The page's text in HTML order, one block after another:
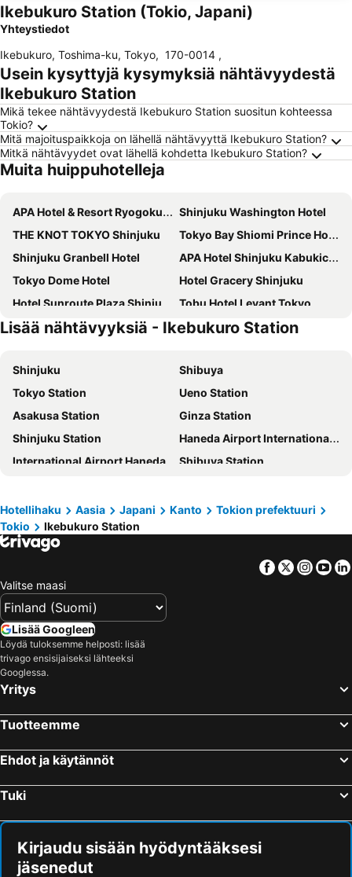
Ikebukuro Station (Tokio, Japani)
Yhteystiedot
Ikebukuro, Toshima-ku, Tokyo, 170-0014 ,
Usein kysyttyjä kysymyksiä nähtävyydestä
Ikebukuro Station
Mikä tekee nähtävyydestä Ikebukuro Station suositun kohteessa
Tokio?
Mitä majoituspaikkoja on lähellä nähtävyyttä Ikebukuro Station?
Mitkä nähtävyydet ovat lähellä kohdetta Ikebukuro Station?
Muita huippuhotelleja
APA Hotel & Resort Ryogoku Ekimae Tower
Shinjuku Washington Hotel
THE KNOT TOKYO Shinjuku
Tokyo Bay Shiomi Prince Hotel
Shinjuku Granbell Hotel
APA Hotel Shinjuku Kabukicho Tower
Tokyo Dome Hotel
Hotel Gracery Shinjuku
Hotel Sunroute Plaza Shinjuku
Tobu Hotel Levant Tokyo
Tokyu Stay Aoyama Premier
Hotel Groove Shinjuku
Keio Plaza Hotel Tokyo
LYURO Tokyo Kiyosumi by THE SHARE HOTELS
Hotel Metropolitan Edmont Tokyo
HOTEL GRAPHY Shibuya
Hotel Mystays Premier Hamamatsucho
Onsen Ryokan Yuen Shinjuku
Imperial Hotel Tokyo
Shibuya Excel Hotel Tokyu
Akasaka Granbell Hotel
APA Hotel & Resort Roppongi Ekihigashi
Hotel Mystays Premier Akasaka
Sotetsu Fresa Inn Hamamatsucho Daimon
Hotel Villa Fontaine Grand Tokyo-ariake
Super Hotel Tokyo Kinshicho Ekimae
Mitsui Garden Hotel Ginza Premier
The Millennials Shibuya
Citadines Central Shinjuku Tokyo
the b shimbashi
Grand Prince Hotel Shin Takanawa
Hotel Graphy Nezu
Hotel New Otani Tokyo Garden Tower
Daiwa Roynet Hotel Shimbashi
Hotel Tavinos Hamamatsucho
Hotel Sun City Ikebukuro
Daiichi Inn Ikebukuro
Tokyu Stay Ikebukuro
Hotel Star Plaza Ikebukuro
Ikebukuro Royal
HOTEL PARK SIDE
Lisää nähtävyyksiä - Ikebukuro Station
Shinjuku
Shibuya
Tokyo Station
Ueno Station
Asakusa Station
Ginza Station
Shinjuku Station
Haneda Airport International Terminal Station
International Airport Haneda
Shibuya Station
Taito
Asakusa Metro Station
Minato
Akasaka Mitsuke Station
Roppongi Station
Harajuku Station
Shimokitazawa
Tokyo International Airport
Shinjuku Metro Station
Kichijoji Station
Nozawa Onsen Ski Resort
Uneo
Akasaka Metro Station
Akihabara Metro Station
Hamamatsucho station
Chiyoda
Haneda Airport Terminal 1 Station
Gora hot spring
Shinbashi Station
Hotellihaku Aasia Japani Kanto
Tokion prefektuuri
Tokio
Ikebukuro Station
Facebook
Twitter
Valitse maasi
Lisää Googleen
Löydä tuloksemme helposti: lisää
trivago ensisijaiseksi lähteeksi
Googlessa.
Yritys
Tuotteemme
Ehdot ja käytännöt
Tuki
Kirjaudu sisään hyödyntääksesi
jäsenedut